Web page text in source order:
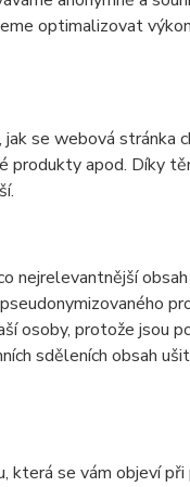
optimalizovat
se webová stránka
produkty apod. Díky
nejrelevantnější
osoby, protože jsou
sděleních obsah
se vám objeví při